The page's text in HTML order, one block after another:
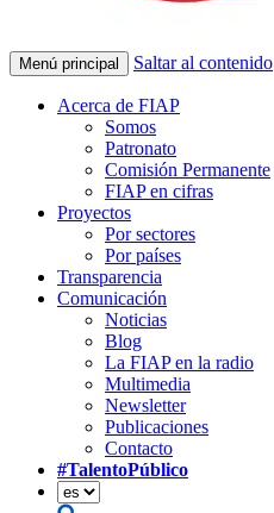
Menú principal Saltar al contenido
Acerca de FIAP
Somos
Patronato
Comisión Permanente
FIAP en cifras
Proyectos
Por sectores
Por países
Transparencia
Comunicación
Noticias
Blog
La FIAP en la radio
Multimedia
Newsletter
Publicaciones
Contacto
#TalentoPúblico